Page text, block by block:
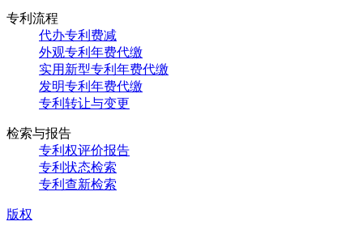
专利流程
代办专利费减
外观专利年费代缴
实用新型专利年费代缴
发明专利年费代缴
专利转让与变更
检索与报告
专利权评价报告
专利状态检索
专利查新检索
版权